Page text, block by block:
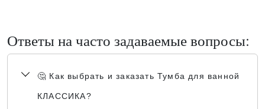
Ответы на часто задаваемые вопросы:
🤔 Как выбрать и заказать Тумба для ванной
КЛАССИКА?